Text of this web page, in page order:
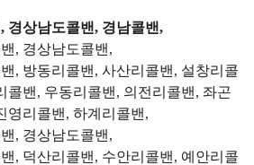
경상남도콜밴, 경남콜밴,
, 경상남도콜밴,
, 방동리콜밴, 사산리콜밴, 설창리콜
콜밴, 우동리콜밴, 의전리콜밴, 좌곤
영리콜밴, 하계리콜밴,
, 경상남도콜밴,
, 덕산리콜밴, 수안리콜밴, 예안리콜